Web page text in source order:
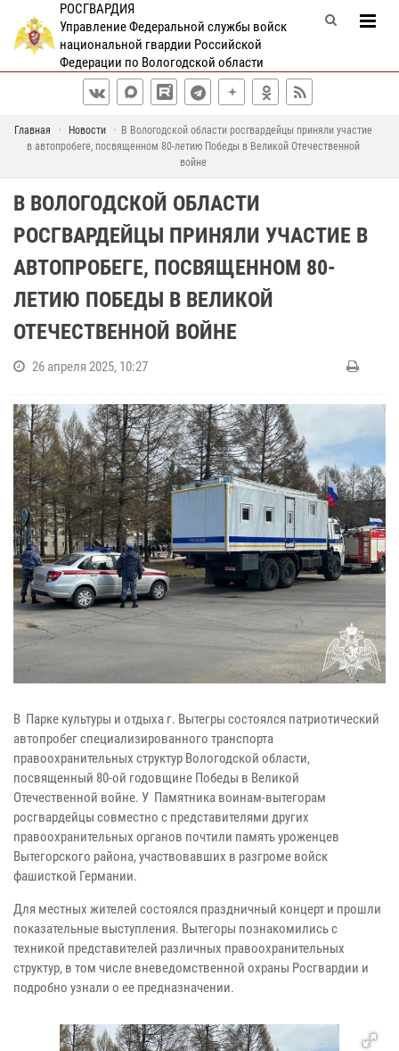
РОСГВАРДИЯ
Управление Федеральной службы войск
национальной гвардии Российской
Федерации по Вологодской области
Главная Новости
В Вологодской области росгвардейцы приняли участие
в автопробеге, посвященном 80-летию Победы в Великой Отечественной
войне
В ВОЛОГОДСКОЙ ОБЛАСТИ
РОСГВАРДЕЙЦЫ ПРИНЯЛИ УЧАСТИЕ В
АВТОПРОБЕГЕ, ПОСВЯЩЕННОМ 80-
ЛЕТИЮ ПОБЕДЫ В ВЕЛИКОЙ
ОТЕЧЕСТВЕННОЙ ВОЙНЕ
26 апреля 2025, 10:27
В Парке культуры и отдыха г. Вытегры состоялся патриотический
автопробег специализированного транспорта
правоохранительных структур Вологодской области,
посвященный 80-ой годовщине Победы в Великой
Отечественной войне. У Памятника воинам-вытегорам
росгвардейцы совместно с представителями других
правоохранительных органов почтили память уроженцев
Вытегорского района, участвовавших в разгроме войск
фашисткой Германии.
Для местных жителей состоялся праздничный концерт и прошли
показательные выступления. Вытегоры познакомились с
техникой представителей различных правоохранительных
структур, в том числе вневедомственной охраны Росгвардии и
подробно узнали о ее предназначении.